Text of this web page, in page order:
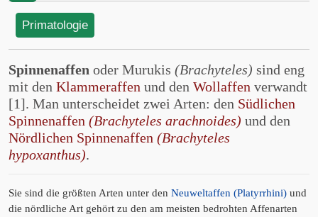
Primatologie
Spinnenaffen oder Murukis (Brachyteles) sind eng
mit den Klammeraffen und den Wollaffen verwandt
[1]. Man unterscheidet zwei Arten: den Südlichen
Spinnenaffen (Brachyteles arachnoides) und den
Nördlichen Spinnenaffen (Brachyteles
hypoxanthus).
Sie sind die größten Arten unter den Neuweltaffen (Platyrrhini) und
die nördliche Art gehört zu den am meisten bedrohten Affenarten